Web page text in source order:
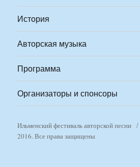
История
Авторская музыка
Программа
Организаторы и спонсоры
Ильменский фестиваль авторской песни
2016. Все права защищены